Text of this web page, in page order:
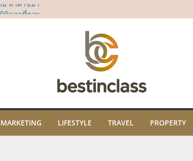
ม ทาคาชิมา
นิมอลที่ตอบ
SCENT
ไอคอนสยาม
MARKETING LIFESTYLE TRAVEL PROPERTY